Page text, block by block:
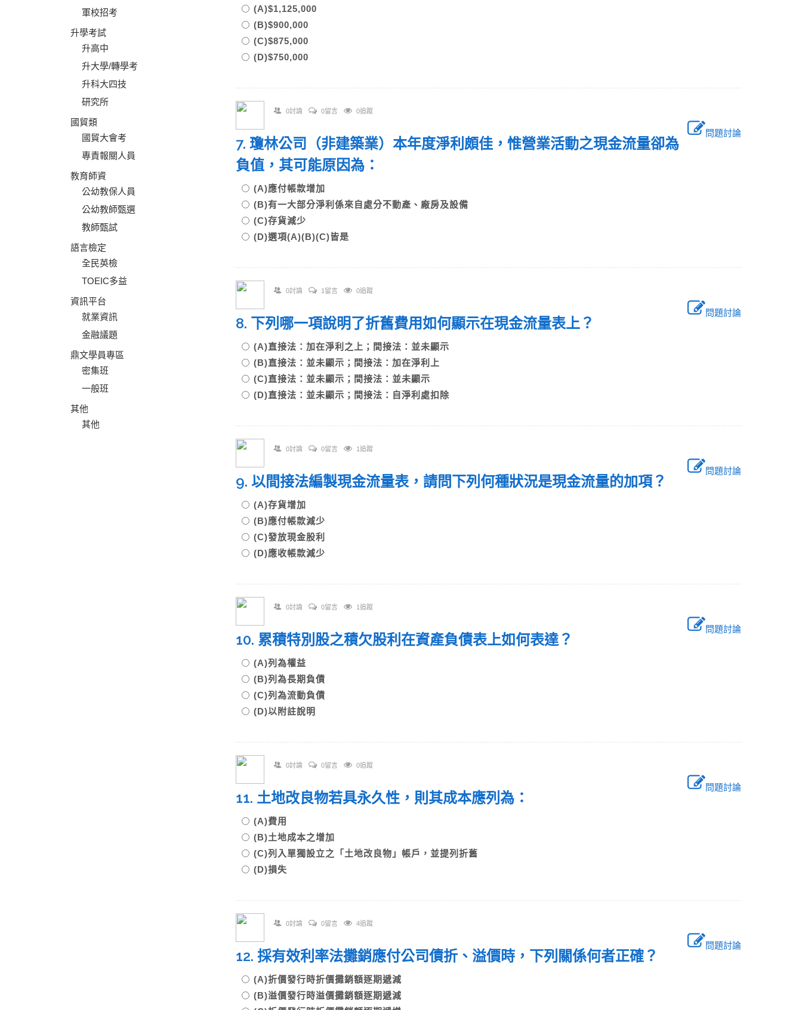
軍校招考
升學考試
升高中
升大學/轉學考
升科大四技
研究所
國貿類
國貿大會考
專責報關人員
教育師資
公幼教保人員
公幼教師甄選
教師甄試
語言檢定
全民英檢
TOEIC多益
資訊平台
就業資訊
金融議題
鼎文學員專區
密集班
一般班
其他
其他
(A)$1,125,000
(B)$900,000
(C)$875,000
(D)$750,000
0討論 0留言 0追蹤
問題討論
7. 瓊林公司（非建築業）本年度淨利頗佳，惟營業活動之現金流量卻為
負值，其可能原因為：
(A)應付帳款增加
(B)有一大部分淨利係來自處分不動產、廠房及設備
(C)存貨減少
(D)選項(A)(B)(C)皆是
0討論 1留言 0追蹤
問題討論
8. 下列哪一項說明了折舊費用如何顯示在現金流量表上？
(A)直接法：加在淨利之上；間接法：並未顯示
(B)直接法：並未顯示；間接法：加在淨利上
(C)直接法：並未顯示；間接法：並未顯示
(D)直接法：並未顯示；間接法：自淨利處扣除
0討論 0留言 1追蹤
問題討論
9. 以間接法編製現金流量表，請問下列何種狀況是現金流量的加項？
(A)存貨增加
(B)應付帳款減少
(C)發放現金股利
(D)應收帳款減少
0討論 0留言 1追蹤
問題討論
10. 累積特別股之積欠股利在資產負債表上如何表達？
(A)列為權益
(B)列為長期負債
(C)列為流動負債
(D)以附註說明
0討論 0留言 0追蹤
問題討論
11. 土地改良物若具永久性，則其成本應列為：
(A)費用
(B)土地成本之增加
(C)列入單獨設立之「土地改良物」帳戶，並提列折舊
(D)損失
0討論 0留言 4追蹤
問題討論
12. 採有效利率法攤銷應付公司債折、溢價時，下列關係何者正確？
(A)折價發行時折價攤銷額逐期遞減
(B)溢價發行時溢價攤銷額逐期遞減